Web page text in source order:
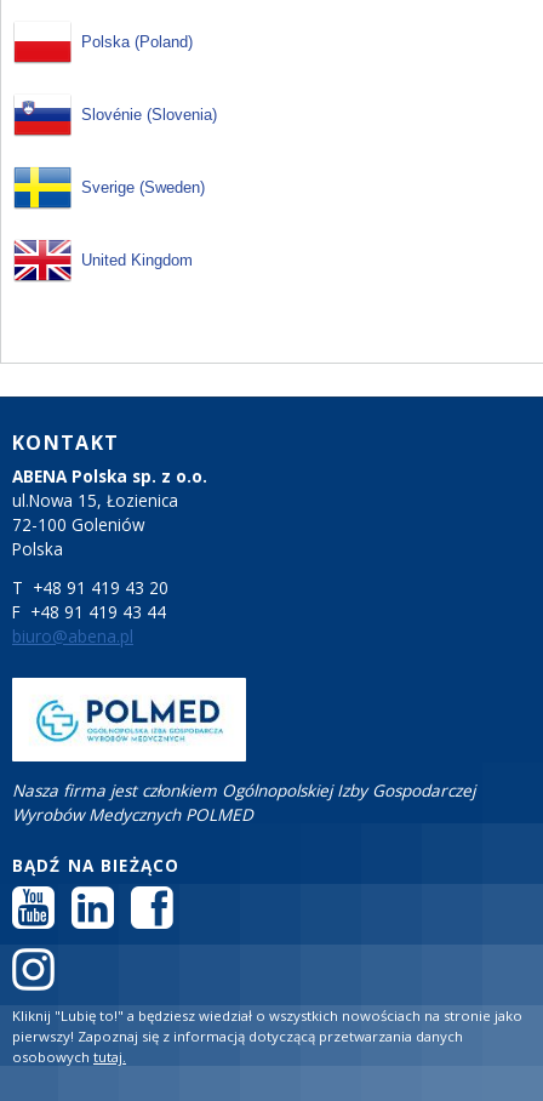
Polska (Poland)
Slovénie (Slovenia)
Sverige (Sweden)
United Kingdom
KONTAKT
ABENA Polska sp. z o.o.
ul.Nowa 15, Łozienica
72-100 Goleniów
Polska
T +48 91 419 43 20
F +48 91 419 43 44
biuro@abena.pl
Nasza firma jest członkiem Ogólnopolskiej Izby Gospodarczej
Wyrobów Medycznych POLMED
BĄDŹ NA BIEŻĄCO
Kliknij "Lubię to!" a będziesz wiedział o wszystkich nowościach na stronie jako
pierwszy! Zapoznaj się z informacją dotyczącą przetwarzania danych
osobowych tutaj.